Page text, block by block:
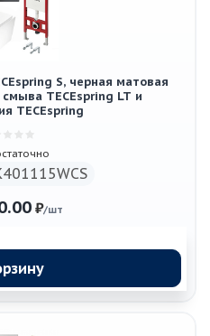
S, черная матовая
TECEspring LT и
TECEspring
₽/шт